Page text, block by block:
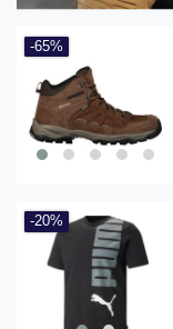
-65%
-20%